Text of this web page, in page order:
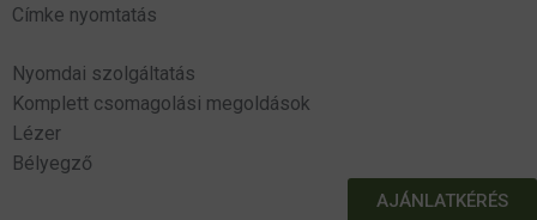
Címke nyomtatás
Nyomdai szolgáltatás
Komplett csomagolási megoldások
Lézer
Bélyegző
AJÁNLATKÉRÉS